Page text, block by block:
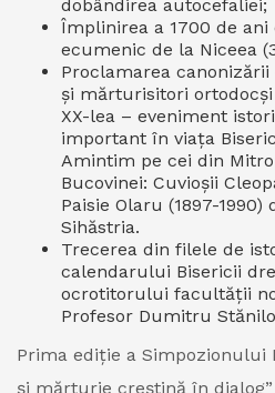
dobândirea autocefaliei;
Împlinirea a 1700 de ani
ecumenic de la Niceea
Proclamarea
și mărturisitori
XX-lea – eveniment
important în viața
Amintim pe cei din
Bucovinei: Cuvioșii
Paisie Olaru (1897-
Sihăstria.
Trecerea din filele de
calendarului Bisericii
ocrotitorului facultății
Profesor Dumitru
Prima ediție a Simpozionului
și mărturie creștină în